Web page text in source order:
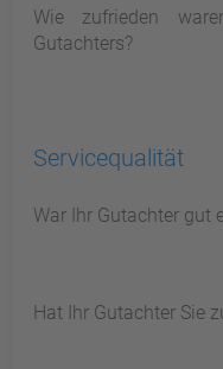
Wie zufrieden
Gutachters?
Servicequalität
War Ihr Gutachter gut
Hat Ihr Gutachter Sie